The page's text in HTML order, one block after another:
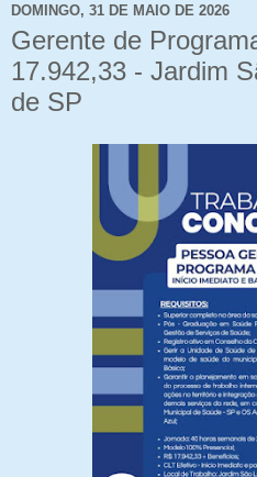
DOMINGO, 31 DE MAIO DE 2026
Gerente de
17.942,33 - Jardim
de SP